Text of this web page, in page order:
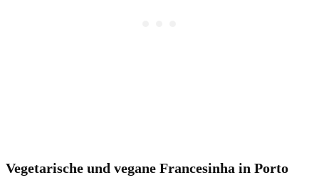
Vegetarische und vegane Francesinha in Porto